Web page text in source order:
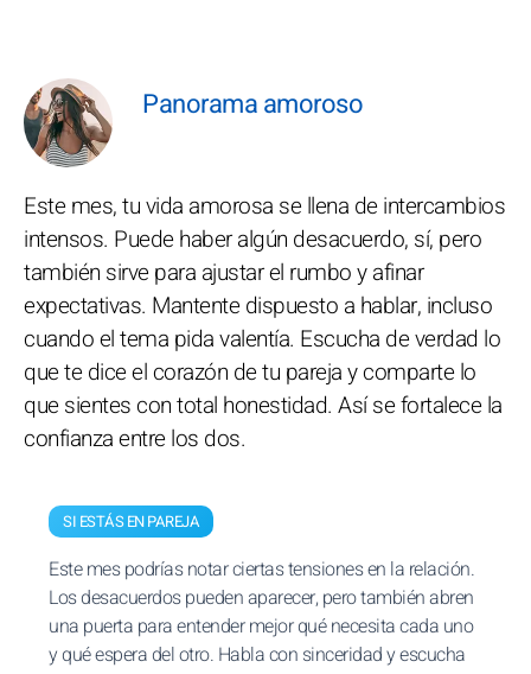
Panorama amoroso
Este mes, tu vida amorosa se llena de intercambios
intensos. Puede haber algún desacuerdo, sí, pero
también sirve para ajustar el rumbo y afinar
expectativas. Mantente dispuesto a hablar, incluso
cuando el tema pida valentía. Escucha de verdad lo
que te dice el corazón de tu pareja y comparte lo
que sientes con total honestidad. Así se fortalece la
confianza entre los dos.
SI ESTÁS EN PAREJA
Este mes podrías notar ciertas tensiones en la relación.
Los desacuerdos pueden aparecer, pero también abren
una puerta para entender mejor qué necesita cada uno
y qué espera del otro. Habla con sinceridad y escucha